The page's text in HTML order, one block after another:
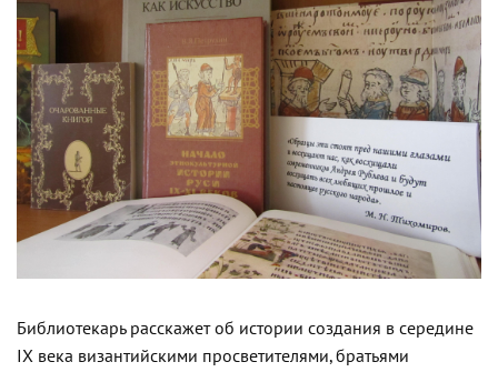
Библиотекарь расскажет об истории создания в середине
IX века византийскими просветителями, братьями